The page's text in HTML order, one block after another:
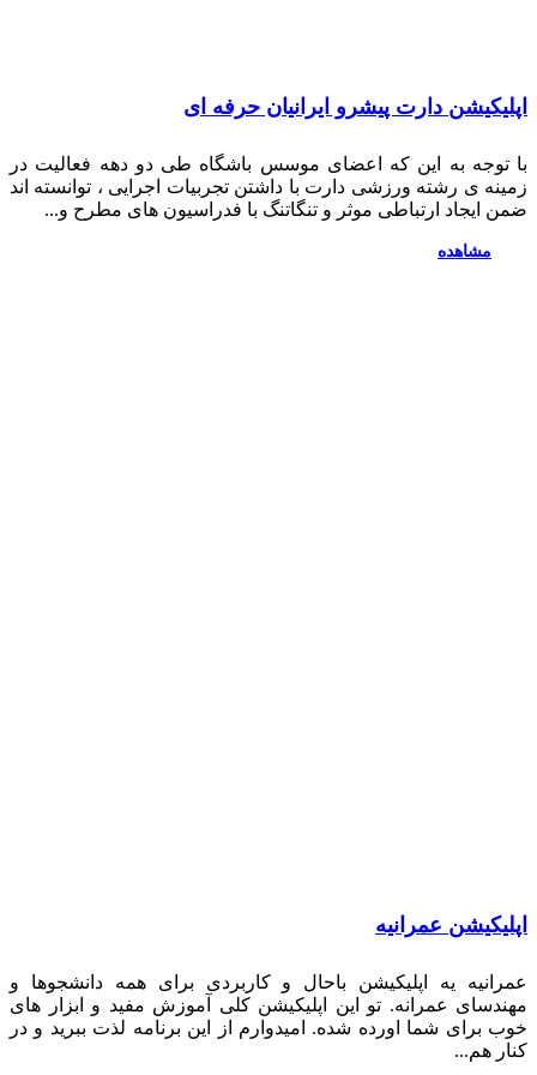
دارت پیشرو ایرانیان حرفه ای
توجه به این که اعضای موسس باشگاه طی دو دهه فعالیت در
ی رشته ورزشی دارت با داشتن تجربیات اجرایی ، توانسته اند
ایجاد ارتباطی موثر و تنگاتنگ با فدراسیون های مطرح و...
مشاهده
عمرانیه
یه اپلیکیشن باحال و کاربردی برای همه دانشجوها و
عمرانه. تو این اپلیکیشن کلی آموزش مفید و ابزار های
برای شما اورده شده. امیدوارم از این برنامه لذت ببرید و در
هم...